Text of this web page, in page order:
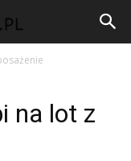
na lot z